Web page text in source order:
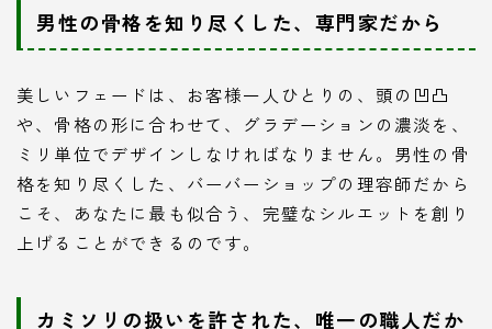
男性の骨格を知り尽くした、専門家だから
美しいフェードは、お客様一人ひとりの、頭の凹凸
や、骨格の形に合わせて、グラデーションの濃淡を、
ミリ単位でデザインしなければなりません。男性の骨
格を知り尽くした、バーバーショップの理容師だから
こそ、あなたに最も似合う、完璧なシルエットを創り
上げることができるのです。
カミソリの扱いを許された、唯一の職人だか